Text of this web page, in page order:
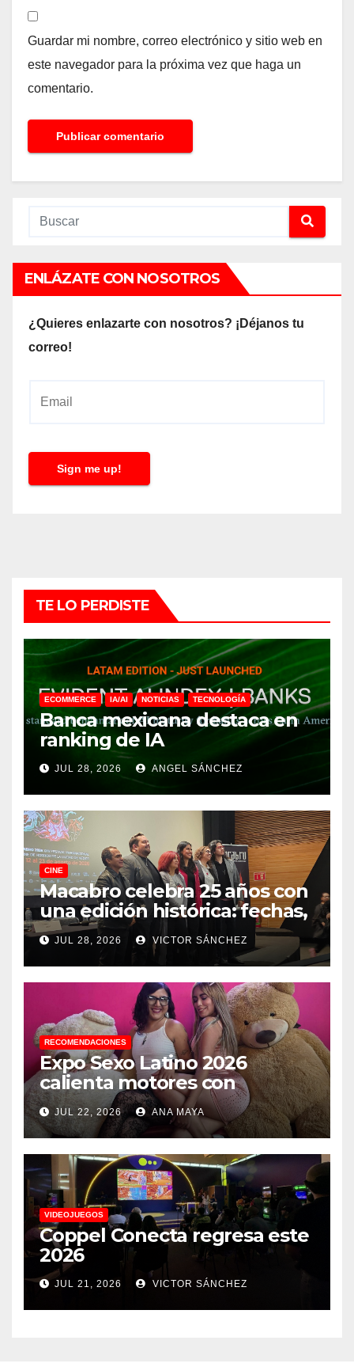
Guardar mi nombre, correo electrónico y sitio web en
este navegador para la próxima vez que haga un
comentario.
ENLÁZATE CON NOSOTROS
¿Quieres enlazarte con nosotros? ¡Déjanos tu
correo!
l
Sign me up!
TE LO PERDISTE
ECOMMERCE IA/AI NOTICIAS TECNOLOGÍA
Banca mexicana destaca en
ranking de IA
JUL 28, 2026 ANGEL SÁNCHEZ
CINE
Macabro celebra 25 años con
una edición histórica: fechas,
sedes, invitados y todo lo que
debes saber
JUL 28, 2026 VICTOR SÁNCHEZ
RECOMENDACIONES
Expo Sexo Latino 2026
calienta motores con
conferencia de prensa y
anuncia actividades para
todos los gustos
JUL 22, 2026 ANA MAYA
VIDEOJUEGOS
Coppel Conecta regresa este
2026
JUL 21, 2026 VICTOR SÁNCHEZ